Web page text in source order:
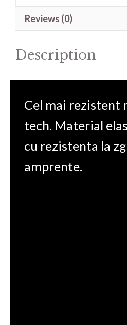
Reviews (0)
Description
Cel mai rezistent
tech. Material
cu rezistenta la
amprente.